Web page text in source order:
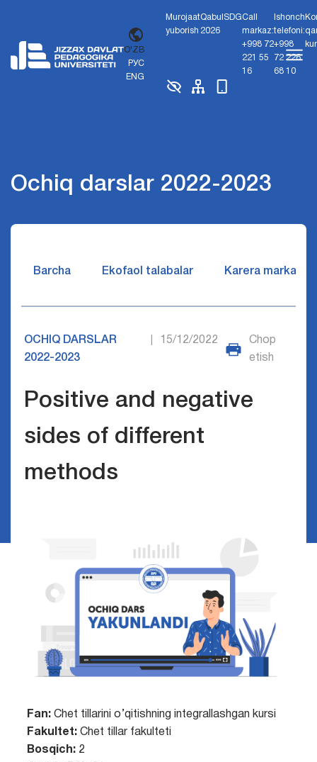
O'ZB
РУС
ENG
Murojaat
yuborish
Qabul
2026
SDGCall
markaz:
+998 72
221 55
16
Ishonch
telefoni:
+998
72 226
68 10
Ochiq darslar 2022-2023
Barcha Ekofaol talabalar Karera markazi
OCHIQ DARSLAR
2022-2023
15/12/2022
Chop
etish
Positive and negative
sides of different
methods
Fan: Chet tillarini o’qitishning integrallashgan kursi
Fakultet:Chet tillar fakulteti
Bosqich:2